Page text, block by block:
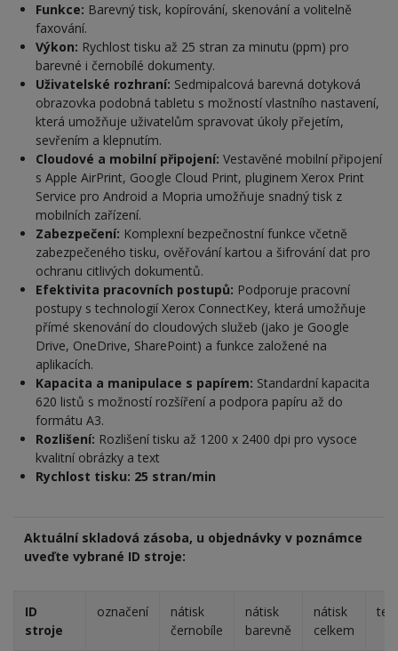
Funkce: Barevný tisk, kopírování, skenování a volitelně
faxování.
Výkon: Rychlost tisku až 25 stran za minutu (ppm) pro
barevné i černobílé dokumenty.
Uživatelské rozhraní: Sedmipalcová barevná dotyková
obrazovka podobná tabletu s možností vlastního nastavení,
která umožňuje uživatelům spravovat úkoly přejetím,
sevřením a klepnutím.
Cloudové a mobilní připojení: Vestavěné mobilní připojení
s Apple AirPrint, Google Cloud Print, pluginem Xerox Print
Service pro Android a Mopria umožňuje snadný tisk z
mobilních zařízení.
Zabezpečení: Komplexní bezpečnostní funkce včetně
zabezpečeného tisku, ověřování kartou a šifrování dat pro
ochranu citlivých dokumentů.
Efektivita pracovních postupů: Podporuje pracovní
postupy s technologií Xerox ConnectKey, která umožňuje
přímé skenování do cloudových služeb (jako je Google
Drive, OneDrive, SharePoint) a funkce založené na
aplikacích.
Kapacita a manipulace s papírem: Standardní kapacita
620 listů s možností rozšíření a podpora papíru až do
formátu A3.
Rozlišení: Rozlišení tisku až 1200 x 2400 dpi pro vysoce
kvalitní obrázky a text
Rychlost tisku: 25 stran/min
Aktuální skladová zásoba, u objednávky v poznámce
uveďte vybrané ID stroje:
ID
stroje
označení
nátisk
černobíle
nátisk
barevně
nátisk
celkem